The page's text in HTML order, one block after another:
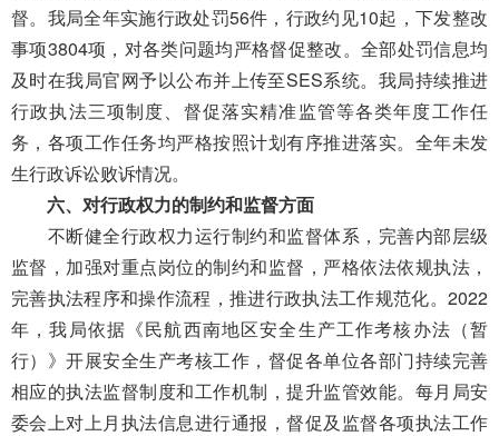
督。我局全年实施行政处罚56件，行政约见10起，下发整改
事项3804项 ，对各类问题均严格督促整改。全部处罚信息均
及时在我局官网予以公布并上传至SES系统。 我局持续推进
行政执法三项制度、督促落实精准监管等各类年度工作任
务，各项工作任务均严格按照计划有序推进落实。 全年未发
生行政诉讼败诉情况。
六、对行政权力的制约和监督方面
不断健全行政权力运行制约和监督体系，完善内部层级
监督，加强对重点岗位的制约和监督， 严格依法依规执法，
完善执法程序和操作流程，推进行政执法工作规范化。2022
年 ，我局依据 《民航西南地区安全生产工作考核办法（暂
行）》开展安全生产考核工作 ， 督促各单位各部门持续完善
相应的执法监督制度和工作机制 ，提升监管效能。 每月局安
委会上对上月执法信息进行通报，督促及监督各项执法工作